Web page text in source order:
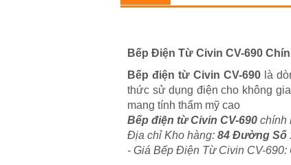
Bếp Điện Từ Civin CV-690
Bếp điện từ Civin CV-690 là
thức sử dụng điện cho không
mang tính thẩm mỹ cao
Bếp điện từ Civin CV-690 chính
Địa chỉ Kho hàng: 84 Đường Số
- Giá Bếp Điện Từ Civin CV-690: